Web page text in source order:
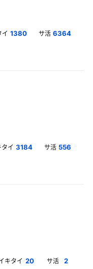
1380 サ活 6364
イ 3184 サ活 556
キタイ 20 サ活 2